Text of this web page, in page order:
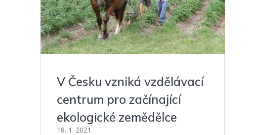
V Česku vzniká vzdělávací
centrum pro začínající
ekologické zemědělce
18. 1. 2021